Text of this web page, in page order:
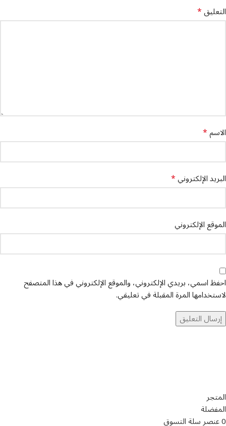
التعليق*
الاسم*
البريد الإلكتروني*
الموقع الإلكتروني
احفظ اسمي، بريدي الإلكتروني، والموقع الإلكتروني في هذا المتصفح
لاستخدامها المرة المقبلة في تعليقي.
المتجر
المفضلة
0عنصرسلة التسوق